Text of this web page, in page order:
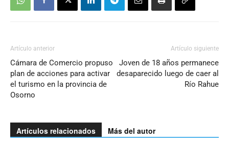
Artículo anterior
Cámara de Comercio propuso
plan de acciones para activar
el turismo en la provincia de
Osorno
Artículo siguiente
Joven de 18 años permanece
desaparecido luego de caer al
Río Rahue
Artículos relacionados Más del autor